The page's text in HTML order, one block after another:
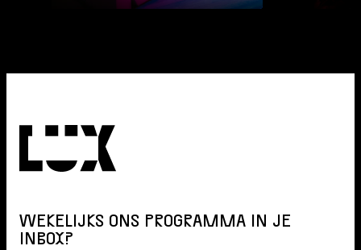
WEKELIJKS ONS PROGRAMMA IN JE
INBOX?